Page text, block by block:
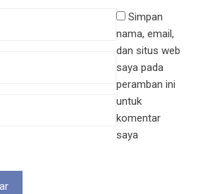
Simpan
nama, email,
dan situs web
saya pada
peramban ini
untuk
komentar
saya